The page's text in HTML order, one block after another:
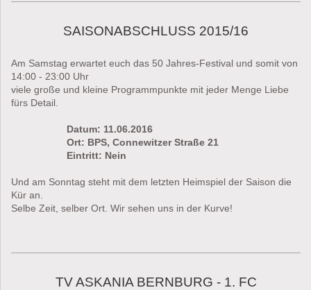
SAISONABSCHLUSS 2015/16
Am Samstag erwartet euch das 50 Jahres-Festival und somit von
14:00 - 23:00 Uhr
viele große und kleine Programmpunkte mit jeder Menge Liebe
fürs Detail.
Datum: 11.06.2016
Ort: BPS, Connewitzer Straße 21
Eintritt: Nein
Und am Sonntag steht mit dem letzten Heimspiel der Saison die
Kür an.
Selbe Zeit, selber Ort. Wir sehen uns in der Kurve!
TV ASKANIA BERNBURG - 1. FC